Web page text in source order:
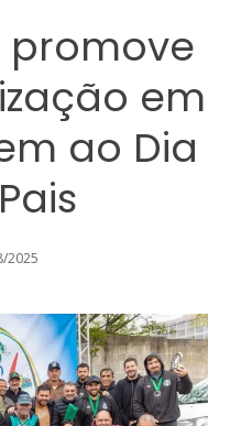
promove
em
ao Dia
2025